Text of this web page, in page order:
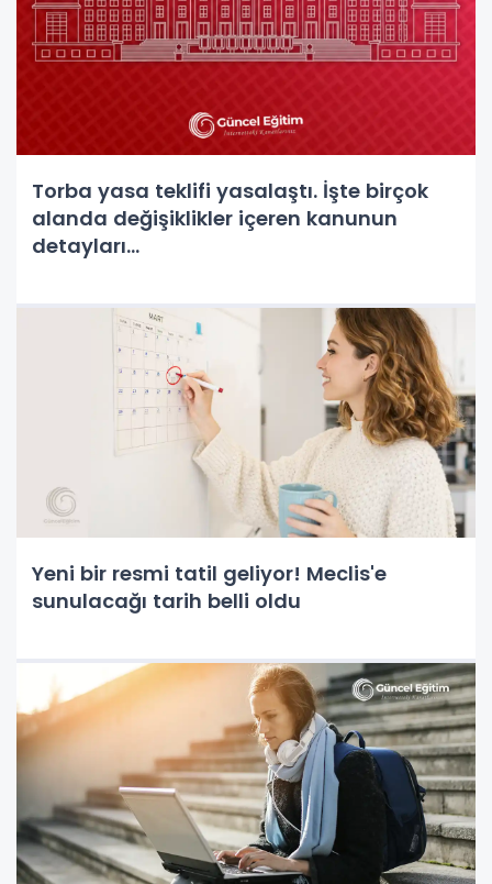
Torba yasa teklifi yasalaştı. İşte birçok
alanda değişiklikler içeren kanunun
detayları...
Yeni bir resmi tatil geliyor! Meclis'e
sunulacağı tarih belli oldu